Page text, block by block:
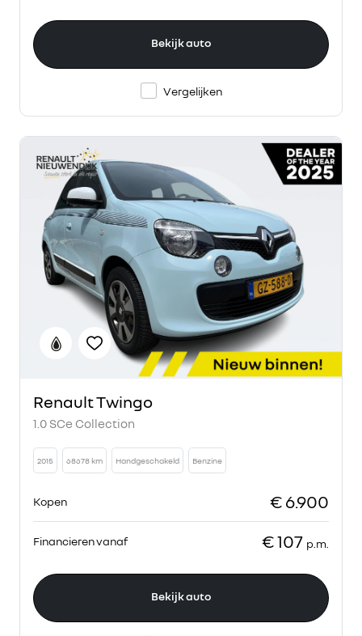
Bekijk auto
Vergelijken
Renault Twingo
1.0 SCe Collection
2015 68678 km Handgeschakeld Benzine
Kopen € 6.900
Financieren vanaf € 107 p.m.
Bekijk auto